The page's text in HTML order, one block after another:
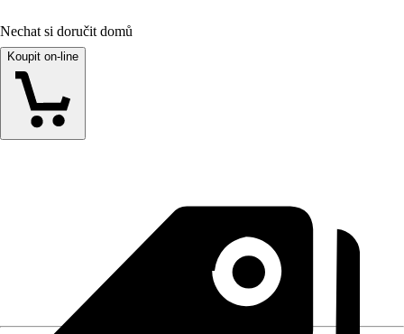
Nechat si doručit domů
Koupit on-line